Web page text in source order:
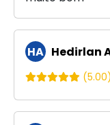
HA Hedirlan
(5.00)